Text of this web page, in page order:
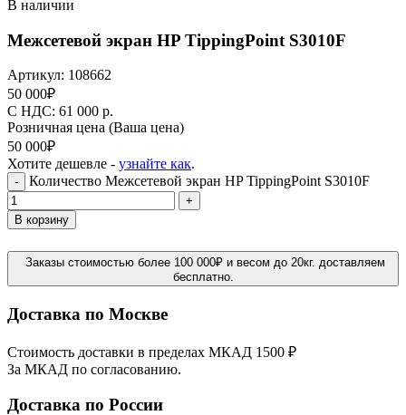
В наличии
Межсетевой экран HP TippingPoint S3010F
Артикул: 108662
50 000₽
C НДС: 61 000 р.
Розничная цена (Ваша цена)
50 000₽
Хотите дешевле - узнайте как.
- Количество Межсетевой экран HP TippingPoint S3010F
+
В корзину
Заказы стоимостью более 100 000₽ и весом до 20кг. доставляем
бесплатно.
Доставка по Москве
Стоимость доставки в пределах МКАД 1500 ₽
За МКАД по согласованию.
Доставка по России